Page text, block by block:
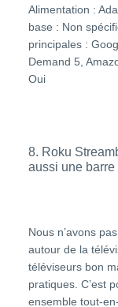
Alimentation :
base : Non
principales :
Demand 5,
Oui
8. Roku
aussi une barre
Nous n’avons
autour de la
téléviseurs bon
pratiques. C’est
ensemble tout-